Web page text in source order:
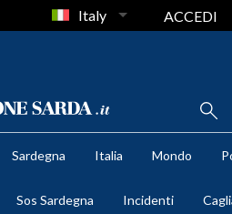
Italy ACCEDI
Sardegna Italia Mondo
Sos Sardegna Incidenti